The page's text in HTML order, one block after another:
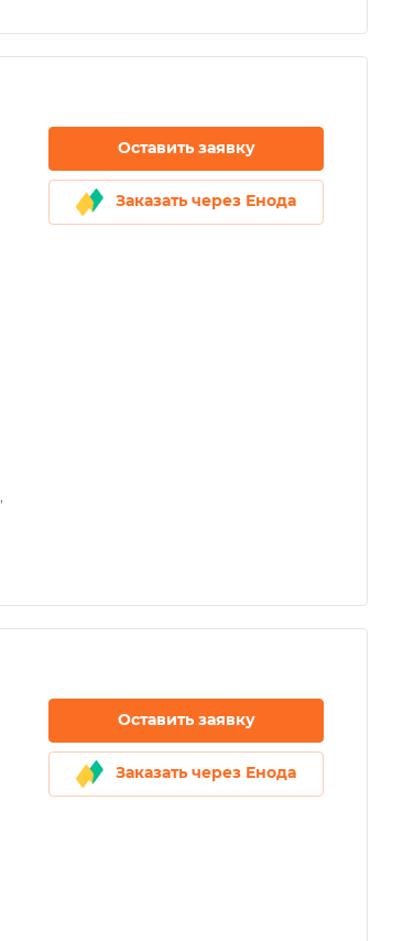
Оставить заявку
Заказать через Енода
Оставить заявку
Заказать через Енода